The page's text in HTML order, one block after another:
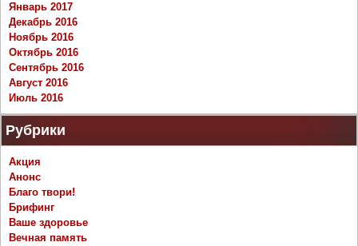
Январь 2017
Декабрь 2016
Ноябрь 2016
Октябрь 2016
Сентябрь 2016
Август 2016
Июль 2016
Рубрики
Акция
Анонс
Благо твори!
Брифинг
Ваше здоровье
Вечная память